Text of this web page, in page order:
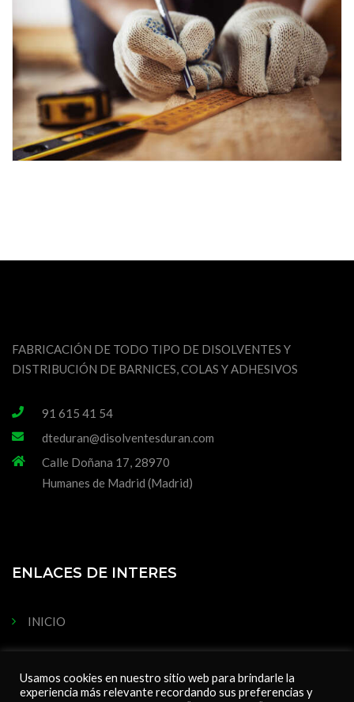
SALESFORCE TOWER
PhotographyWeb
FABRICACIÓN DE TODO TIPO DE DISOLVENTES Y
DISTRIBUCIÓN DE BARNICES, COLAS Y ADHESIVOS
91 615 41 54
dteduran@disolventesduran.com
Calle Doñana 17, 28970
Humanes de Madrid (Madrid)
ENLACES DE INTERES
INICIO
POLÍTICA DE COOKIES
Usamos cookies en nuestro sitio web para brindarle la
experiencia más relevante recordando sus preferencias y